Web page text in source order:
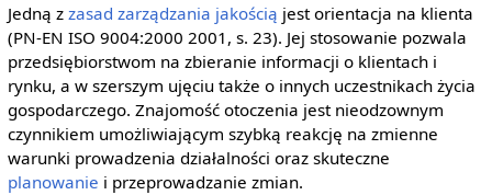
Jedną z zasad zarządzania jakością jest orientacja na klienta
(PN-EN ISO 9004:2000 2001, s. 23). Jej stosowanie pozwala
przedsiębiorstwom na zbieranie informacji o klientach i
rynku, a w szerszym ujęciu także o innych uczestnikach życia
gospodarczego. Znajomość otoczenia jest nieodzownym
czynnikiem umożliwiającym szybką reakcję na zmienne
warunki prowadzenia działalności oraz skuteczne
planowanie i przeprowadzanie zmian.